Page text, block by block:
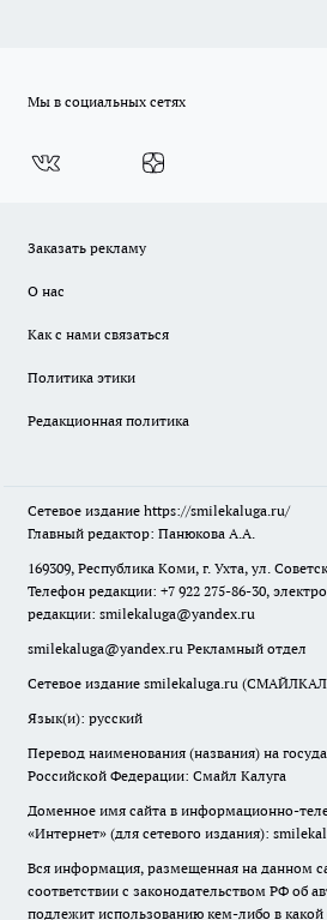
Мы в социальных сетях
Заказать рекламу
О нас
Как с нами связаться
Политика этики
Редакционная политика
Сетевое издание https://smilekaluga.ru/
Главный редактор: Панюкова А.А.
169309, Республика Коми, г. Ухта, ул.
Телефон редакции: +7 922 275-86-30,
редакции: smilekaluga@yandex.ru
smilekaluga@yandex.ru Рекламный отдел
Сетевое издание smilekaluga.ru
Язык(и): русский
Перевод наименования (названия) на
Российской Федерации: Смайл Калуга
Доменное имя сайта в информационно-
«Интернет» (для сетевого издания):
Вся информация, размещенная на данном
соответствии с законодательством РФ об
подлежит использованию кем-либо в